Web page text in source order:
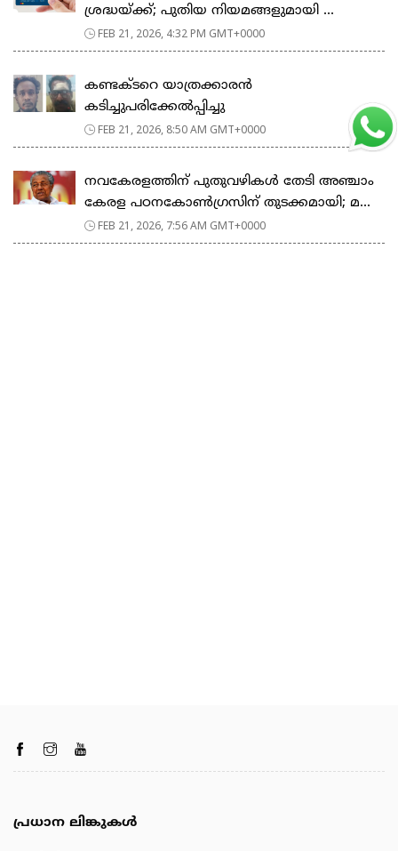
ശ്രദ്ധയ്ക്ക്; പുതിയ നിയമങ്ങളുമായി ...
FEB 21, 2026, 4:32 PM GMT+0000
കണ്ടക്ടറെ യാത്രക്കാരൻ
കടിച്ചുപരിക്കേൽപ്പിച്ചു
FEB 21, 2026, 8:50 AM GMT+0000
നവകേരളത്തിന് പുതുവഴികൾ തേടി അഞ്ചാം
കേരള പഠനകോൺഗ്രസിന് തുടക്കമായി; മ...
FEB 21, 2026, 7:56 AM GMT+0000
പ്രധാന ലിങ്കുകൾ